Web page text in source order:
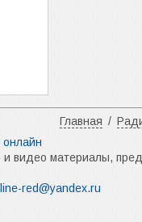
Главная /
и видео материалы,
red@yandex.ru